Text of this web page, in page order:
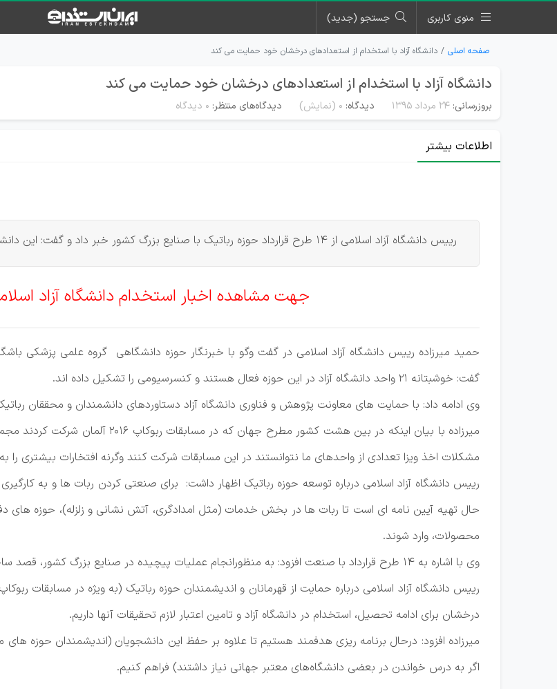
منوی کاربری جستجو (جدید)
صفحه اصلی دانشگاه آزاد با استخدام از استعدادهای درخشان خود حمایت می کند
دانشگاه آزاد با استخدام از استعدادهای درخشان خود حمایت می کند
بروزرسانی: ۲۴ مرداد ۱۳۹۵ دیدگاه: 0 (نمایش) دیدگاه‌های منتظر: ۰ دیدگاه
اطلاعات بیشتر
رییس دانشگاه آزاد اسلامی از 14 طرح قرارداد حوزه رباتیک با صنایع بزرگ کشور خبر داد و گفت: این دانشگاه با استخدام از استعدادهای درخشان خود حمایت می کند.
جهت مشاهده اخبار استخدام دانشگاه آزاد
حمید میرزاده رییس دانشگاه آزاد اسلامی در گفت وگو با خبرنگار حوزه دانشگاهی گروه علمی پزشكی
گفت: خوشبتانه 21 واحد دانشگاه آزاد در این حوزه فعال هستند و کنسرسیومی را تشکیل داده اند.
وی ادامه داد: با حمایت های معاونت پژوهش و فناوری دانشگاه آزاد دستاوردهای دانشمندان و محققان
میرزاده با بیان اینکه در بین هشت کشور
مشکلات اخذ ویزا تعدادی از واحدهای ما نتوانستند در این مسابقات شرکت کنند وگرنه افتخارات بیشتری را
رییس دانشگاه آزاد اسلامی درباره توسعه حوزه رباتیک اظهار داشت: برای صنعتی کردن ربات ها و به
حال تهیه آیین نامه ای است تا ربات ها در بخش خدمات (مثل امدادگری، آتش نشانی و زلزله)، حوزه های
محصولات، وارد شوند.
وی با اشاره به 14 طرح قرارداد با صنعت افزود: به منظورانجام عملیات پیچیده در صنایع بزرگ کشور، قصد ساخت ربات برای آنها را داریم.
درخشان برای ادامه تحصیل، استخدام در دانشگاه آزاد و تامین اعتبار لازم تحقیقات آنها داریم.
میرزاده افزود: درحال برنامه ریزی هدفمند هستیم تا علاوه بر حفظ این دانشجویان (اندیشمندان
اگر به درس خواندن در بعضی دانشگاه‌های معتبر جهانی نیاز داشتند) فراهم کنیم.